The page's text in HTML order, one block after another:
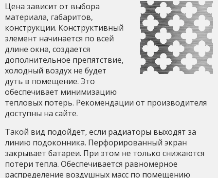
Цена зависит от выбора
материала, габаритов,
конструкции. Конструктивный
элемент начинается по всей
длине окна, создается
дополнительное препятствие,
холодный воздух не будет
дуть в помещение. Это
обеспечивает минимизацию
тепловых потерь. Рекомендации от производителя
доступны на сайте.
Такой вид подойдет, если радиаторы выходят за
линию подоконника. Перфорированный экран
закрывает батареи. При этом не только снижаются
потери тепла. Обеспечивается равномерное
распределение воздушных масс по помещению